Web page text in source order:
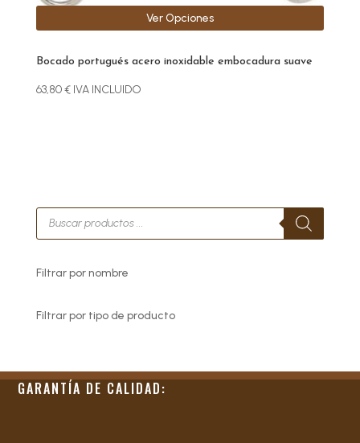
Bocado portugués acero inoxidable embocadura suave
63,80€ IVA INCLUIDO
Ver Opciones
Búsqueda
productos
Filtrar por nombre
Filtrar por tipo de producto
GARANTÍA DE CALIDAD: